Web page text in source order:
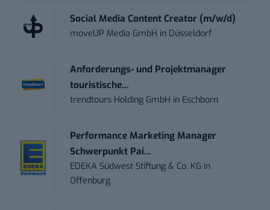
Social Media Content Creator (m/w/d)
moveUP Media GmbH in Düsseldorf
Anforderungs- und Projektmanager
touristische...
trendtours Holding GmbH in Eschborn
Performance Marketing Manager
Schwerpunkt Pai...
EDEKA Südwest Stiftung & Co. KG in
Offenburg